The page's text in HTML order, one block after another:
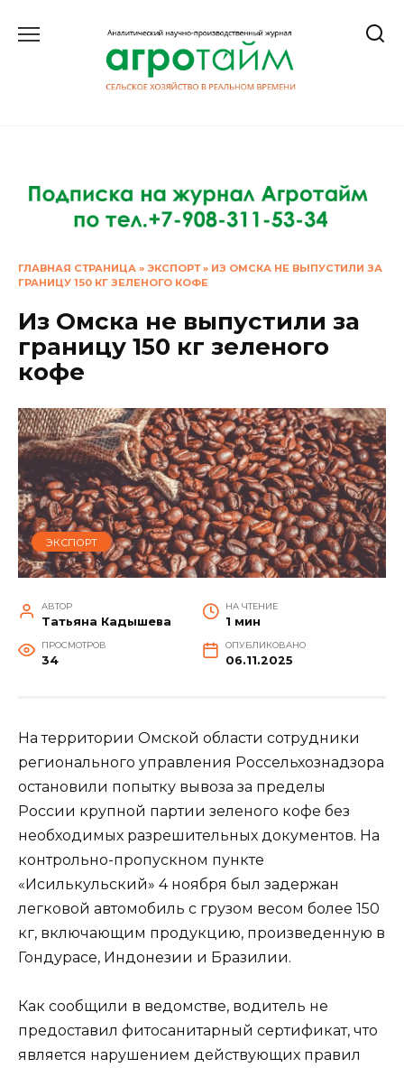
ГЛАВНАЯ СТРАНИЦА » ЭКСПОРТ» ИЗ ОМСКА НЕ ВЫПУСТИЛИ ЗА
ГРАНИЦУ 150 КГ ЗЕЛЕНОГО КОФЕ
Из Омска не выпустили за
границу 150 кг зеленого
кофе
ЭКСПОРТ
АВТОР
Татьяна Кадышева
НА ЧТЕНИЕ
1 мин
ПРОСМОТРОВ
34
ОПУБЛИКОВАНО
06.11.2025
На территории Омской области сотрудники
регионального управления Россельхознадзора
остановили попытку вывоза за пределы
России крупной партии зеленого кофе без
необходимых разрешительных документов. На
контрольно-пропускном пункте
«Исилькульский» 4 ноября был задержан
легковой автомобиль с грузом весом более 150
кг, включающим продукцию, произведенную в
Гондурасе, Индонезии и Бразилии.
Как сообщили в ведомстве, водитель не
предоставил фитосанитарный сертификат, что
является нарушением действующих правил